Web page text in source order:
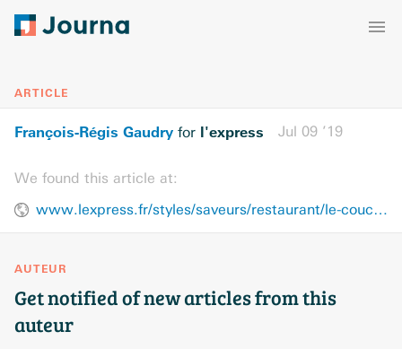
ARTICLE
François-Régis Gaudry for l'express Jul 09 ’19
We found this article at:
www.lexpress.fr/styles/saveurs/restaurant/le-coucou-ce-nouveau-comptoir-parisien-est-un-bon-coup-a-bas-cout_2087222.html
AUTEUR
Get notified of new articles from this
auteur